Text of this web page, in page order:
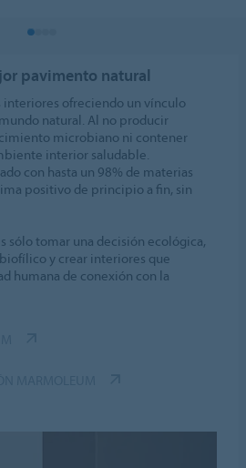
pavimento natural
ofreciendo un vínculo
natural. Al no producir
microbiano ni contener
interior saludable.
con hasta un 98% de materias
positivo de principio a fin, sin
sólo tomar una decisión ecológica,
y crear interiores que
humana de conexión con la